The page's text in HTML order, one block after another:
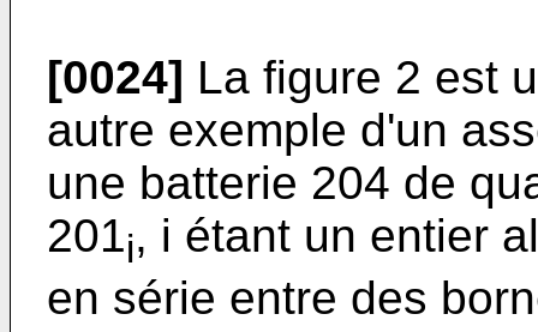
[0024] La figure 2 est
autre exemple d'un
une batterie 204 de
201i, i étant un entier
en série entre des